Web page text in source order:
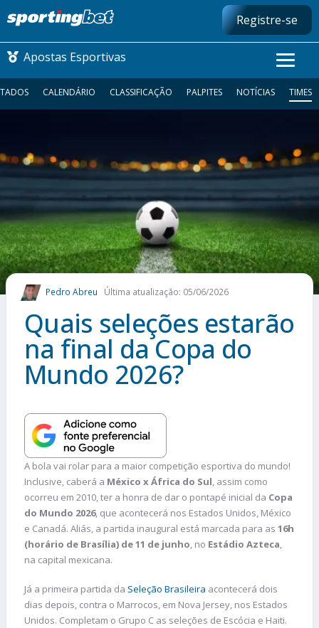
Registre-se
Apostas Esportivas
FUTEBOL NACIONAL
FUTEBOL INTERNACIONAL
COMO APOSTAR
MAIS ESPORTES
CALENDÁRIO CLASSIFICAÇÃO PALPITES NOTÍCIAS TIMES
Pedro Abreu Última atualização: 05/06/2026
Quais seleções estarão
na final da Copa do
Mundo 2026?
A bola vai rolar para a maior competição esportiva do mundo!
Inclusive, caberá a México x África do Sul, assim como
ocorreu em 2010, ter a honra de dar o pontapé inicial da Copa
do Mundo 2026, que acontecerá nos Estados Unidos, México
e Canadá. Aliás, a partida inaugural está marcada para as 16h
(horário de Brasília) de 11 de junho, no Estádio Azteca,
na capital mexicana.
Já a primeira partida da Seleção Brasileira acontecerá dois
dias depois, contra o Marrocos, em Nova Jersey, nos Estados
Unidos. Completam o Grupo C as seleções de Escócia e Haiti.